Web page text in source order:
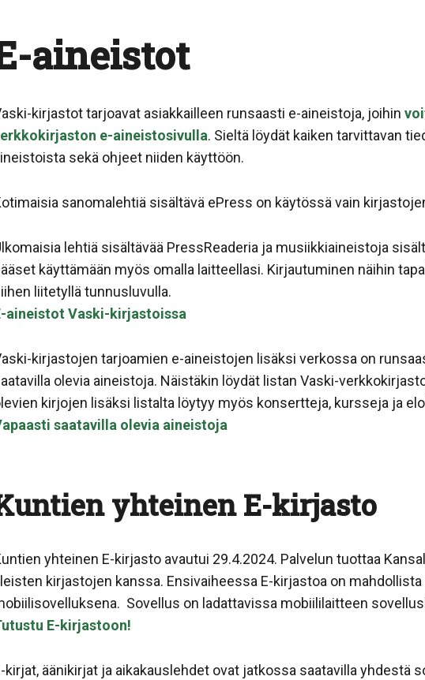
aineistot
kirjastot tarjoavat asiakkailleen runsaasti e-aineistoja, joihin
e-aineistosivulla. Sieltä löydät kaiken tarvittavan
sekä ohjeet niiden käyttöön.
sanomalehtiä sisältävä ePress on käytössä vain
lehtiä sisältävää PressReaderia ja musiikkiaineistoja
käyttämään myös omalla laitteellasi. Kirjautuminen näihin
liitetyllä tunnusluvulla.
aineistot Vaski-kirjastoissa
kirjastojen tarjoamien e-aineistojen lisäksi verkossa on
olevia aineistoja. Näistäkin löydät listan Vaski-
kirjojen lisäksi listalta löytyy myös konsertteja, kursseja ja
saatavilla olevia aineistoja
yhteinen E-kirjasto
yhteinen E-kirjasto avautui 29.4.2024. Palvelun tuottaa
kirjastojen kanssa. Ensivaiheessa E-kirjastoa on mahdollista
Sovellus on ladattavissa mobiililaitteen
E-kirjastoon!
kirjat, äänikirjat ja aikakauslehdet ovat jatkossa saatavilla yhdestä